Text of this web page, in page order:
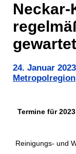
Neckar-
24. Januar 2023
Metropolregion
Termine für
Reinigungs- und